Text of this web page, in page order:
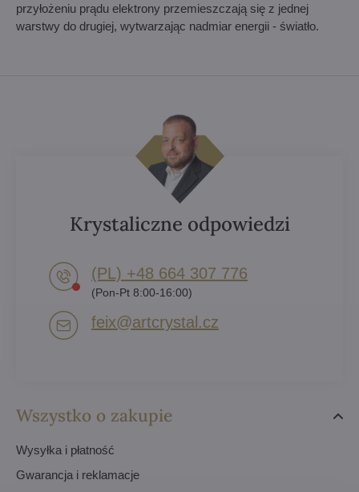
przyłożeniu prądu elektrony przemieszczają się z jednej
warstwy do drugiej, wytwarzając nadmiar energii - światło.
Wszystko o zakupie
Wysyłka i płatność
Gwarancja i reklamacje
Krystaliczne odpowiedzi
(PL) +48 664 307 776
(Pon-Pt 8:00-16:00)
feix​@artcrystal​.cz